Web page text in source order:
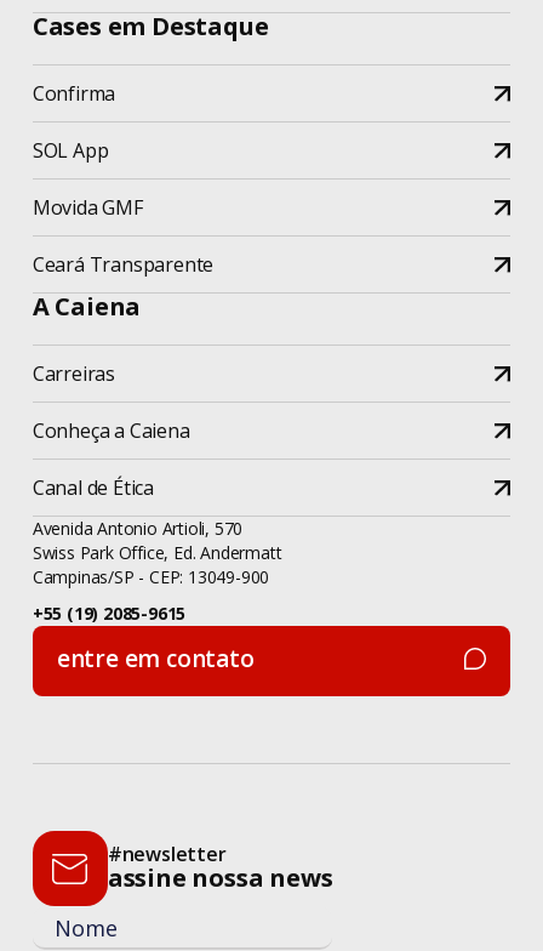
Cases em Destaque
Confirma
SOL App
Movida GMF
Ceará Transparente
A Caiena
Carreiras
Conheça a Caiena
Canal de Ética
Avenida Antonio Artioli, 570
Swiss Park Office, Ed. Andermatt
Campinas/SP - CEP: 13049-900
+55 (19) 2085-9615
entre em contato
entre em contato
#newsletter
assine nossa news